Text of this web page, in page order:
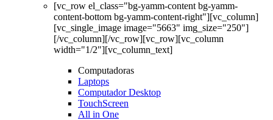
[vc_row el_class="bg-yamm-content bg-yamm-
content-bottom bg-yamm-content-right"][vc_column]
[vc_single_image image="5663" img_size="250"]
[/vc_column][/vc_row][vc_row][vc_column
width="1/2"][vc_column_text]
Computadoras
Laptops
Computador Desktop
TouchScreen
All in One